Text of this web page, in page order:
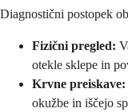
Diagnostični postopek
Fizični pregled:
otekle sklepe in
Krvne preiskave:
okužbe in iščejo